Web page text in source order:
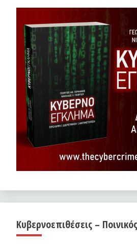
Κυβερνοεπιθέσεις –